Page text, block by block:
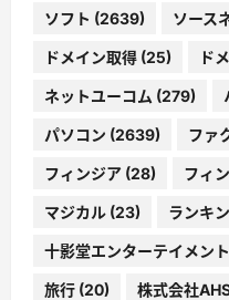
ソフト (2639) ソース
ドメイン取得 (25) ド
ネットユーコム (279)
パソコン (2639) ファ
フィンジア (28) フィ
マジカル (23) ランキ
十影堂エンターテイメント
旅行 (20) 株式会社